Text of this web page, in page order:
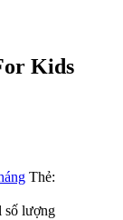
Kids
Thẻ:
số lượng